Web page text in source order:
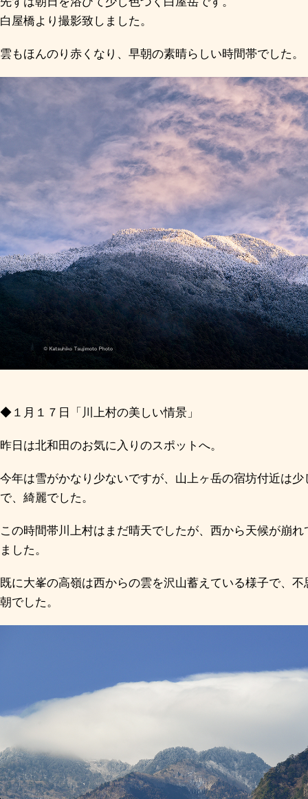
白屋橋より撮影致しました。
雲もほんのり赤くなり、早朝の素晴らしい時間帯でした。
◆１月１７日「川上村の美しい情景」
昨日は北和田のお気に入りのスポットへ。
今年は雪がかなり少ないですが、山上ヶ岳の宿坊付近は
で、綺麗でした。
この時間帯川上村はまだ晴天でしたが、西から天候が崩
ました。
既に大峯の高嶺は西からの雲を沢山蓄えている様子で、
朝でした。